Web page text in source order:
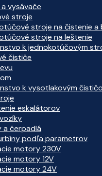
vysávače
stroje
stroje na čistenie a
stroje na leštenie
k jednokotúčovým
čističe
k vysotlakovým
eskalátorov
a čerpadlá
podľa parametrov
motory 230V
motory 12V
motory 24V